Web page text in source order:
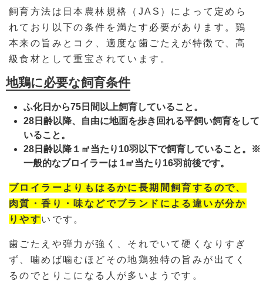
飼育方法は日本農林規格（JAS）によって定めら
れており以下の条件を満たす必要があります。鶏
本来の旨みとコク、適度な歯ごたえが特徴で、高
級食材として重宝されています。
地鶏に必要な飼育条件
ふ化日から75日間以上飼育していること。
28日齢以降、自由に地面を歩き回れる平飼い飼育をして
いること。
28日齢以降１㎡当たり10羽以下で飼育していること。※
一般的なブロイラーは 1㎡当たり16羽前後です。
ブロイラーよりもはるかに長期間飼育するので、
肉質・香り・味などでブランドによる違いが分か
りやすいです。
歯ごたえや弾力が強く、それでいて硬くなりすぎ
ず、噛めば噛むほどその地鶏独特の旨みが出てく
るのでとりこになる人が多いようです。